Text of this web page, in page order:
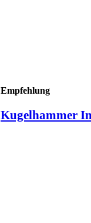
Empfehlung
Kugelhammer